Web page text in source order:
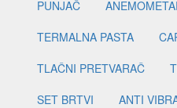
PUNJAČ
TERMALNA PASTA
TLAČNI PRETVARAČ
SET BRTVI
ANTI